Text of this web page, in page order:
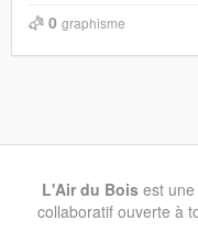
0 graphisme
L'Air du Bois est
collaboratif ouverte à